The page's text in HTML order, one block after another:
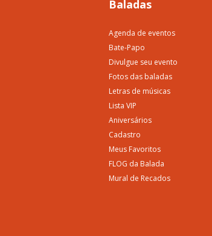
Baladas
Agenda de eventos
Bate-Papo
Divulgue seu evento
Fotos das baladas
Letras de músicas
Lista VIP
Aniversários
Cadastro
Meus Favoritos
FLOG da Balada
Mural de Recados